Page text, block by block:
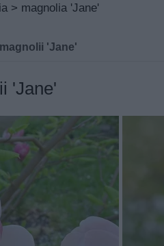
> magnolia 'Jane'
'Jane'
łacińską nazwą
to Stany Zjednoczone, a w
magnolii 'jane' są ozdobne
od 20 do 40 cm i po 15
rozkrzewiony, rozgałęziony
'Jane'